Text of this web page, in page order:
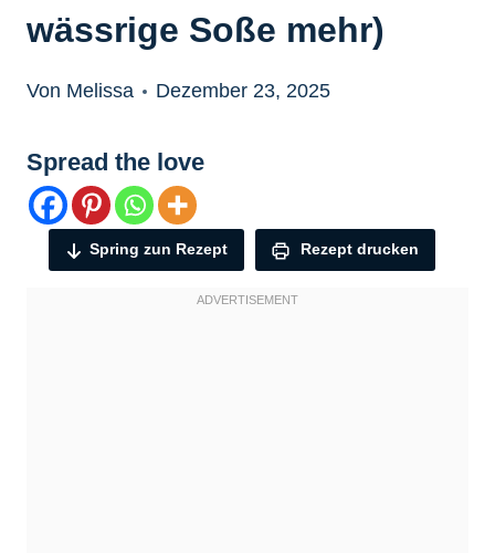
wässrige Soße mehr)
Von Melissa Dezember 23, 2025
Spread the love
Spring zun Rezept Rezept drucken